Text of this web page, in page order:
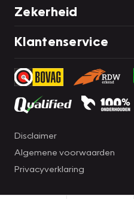
Zekerheid
Klantenservice
Disclaimer
Algemene voorwaarden
Privacyverklaring